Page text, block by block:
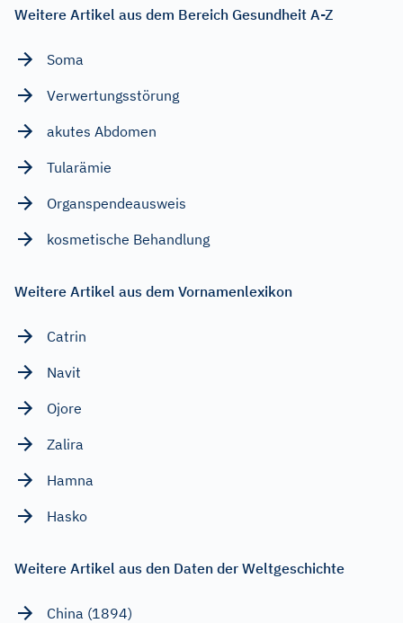
Weitere Artikel aus dem Bereich Gesundheit A-Z
Soma
Verwertungsstörung
akutes Abdomen
Tularämie
Organspendeausweis
kosmetische Behandlung
Weitere Artikel aus dem Vornamenlexikon
Catrin
Navit
Ojore
Zalira
Hamna
Hasko
Weitere Artikel aus den Daten der Weltgeschichte
China (1894)